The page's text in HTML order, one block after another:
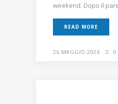
weekend. Dopo il
READ MORE
26 MAGGIO 2026 0